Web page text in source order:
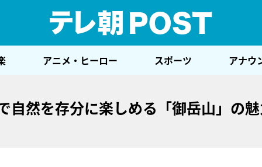
アニメ・ヒーロー スポーツ アナウ
自然を存分に楽しめる「御岳山」の